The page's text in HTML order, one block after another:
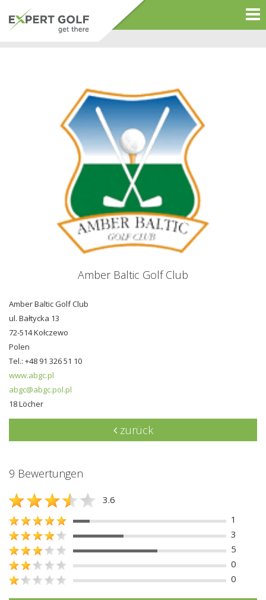
Amber Baltic Golf Club
Amber Baltic Golf Club
ul. Bałtycka 13
72-514 Kołczewo
Polen
Tel.: +48 91 326 51 10
www.abgc.pl
abgc@abgc.pol.pl
18 Löcher
zurück
9 Bewertungen
3.6
1
3
5
0
0